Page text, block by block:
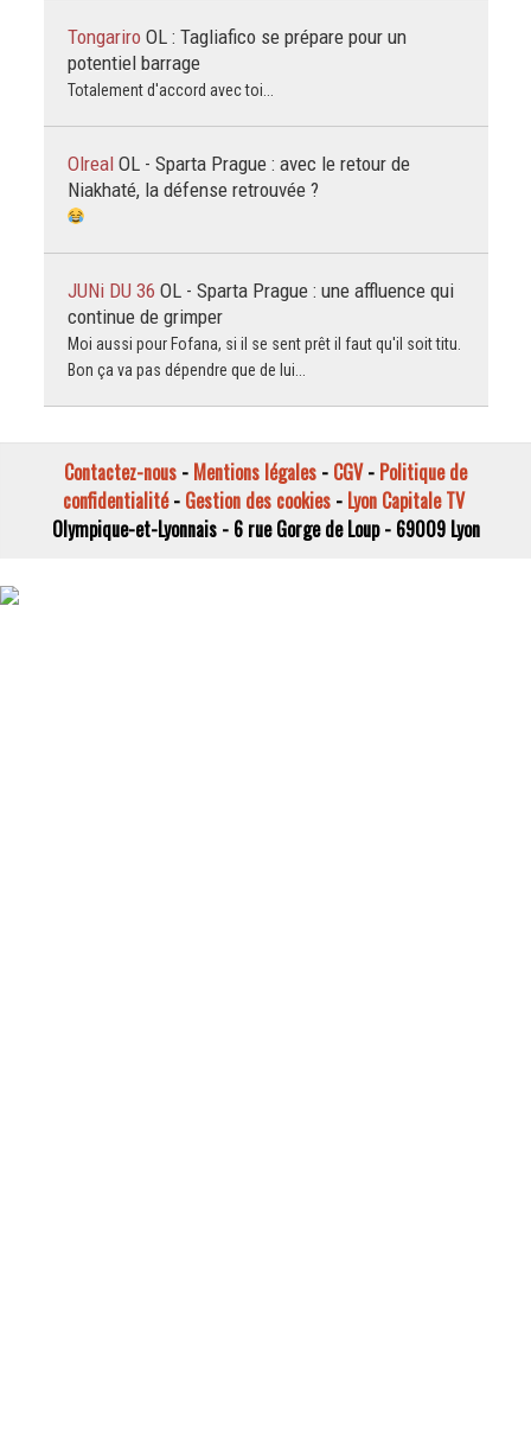
Tongariro OL : Tagliafico se prépare pour un
potentiel barrage
Totalement d'accord avec toi...
Olreal OL - Sparta Prague : avec le retour de
Niakhaté, la défense retrouvée ?
JUNi DU 36 OL - Sparta Prague : une affluence qui
continue de grimper
Moi aussi pour Fofana, si il se sent prêt il faut qu'il soit titu.
Bon ça va pas dépendre que de lui...
Contactez-nous - Mentions légales - CGV- Politique de
confidentialité- Gestion des cookies- Lyon Capitale TV
Olympique-et-Lyonnais - 6 rue Gorge de Loup - 69009 Lyon